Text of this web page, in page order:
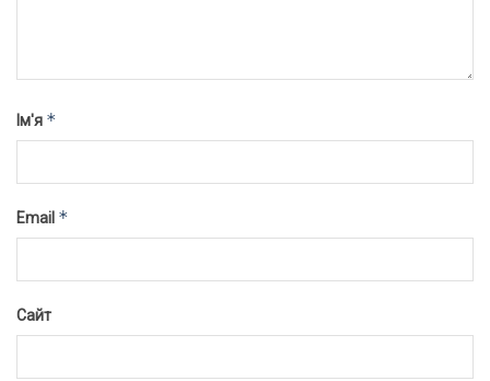
Ім'я *
Email *
Сайт